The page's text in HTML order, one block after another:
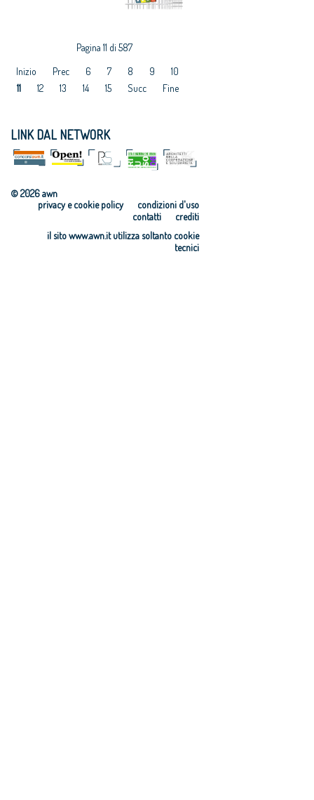
Pagina 11 di 587
Inizio
Prec 6 7 8 9
10
11
12 13 14 15 Succ Fine
LINK DAL NETWORK
© 2026 awn
condizioni d'uso
privacy e cookie policy
crediti
contatti
il sito www.awn.it utilizza soltanto cookie
tecnici